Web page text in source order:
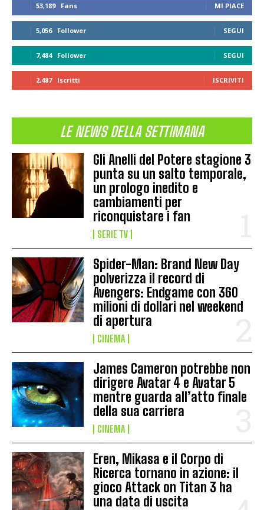
53,189 Fans MI PIACE
5,056 Follower SEGUI
7,484 Follower SEGUI
2,487 Iscritti ISCRIVITI
LE NEWS DELLA SETTIMANA
Gli Anelli del Potere stagione 3
punta su un salto temporale,
un prologo inedito e
cambiamenti per
riconquistare i fan
SERIE TV
Spider-Man: Brand New Day
polverizza il record di
Avengers: Endgame con 360
milioni di dollari nel weekend
di apertura
CINEMA
James Cameron potrebbe non
dirigere Avatar 4 e Avatar 5
mentre guarda all’atto finale
della sua carriera
CINEMA
Eren, Mikasa e il Corpo di
Ricerca tornano in azione: il
gioco Attack on Titan 3 ha
una data di uscita